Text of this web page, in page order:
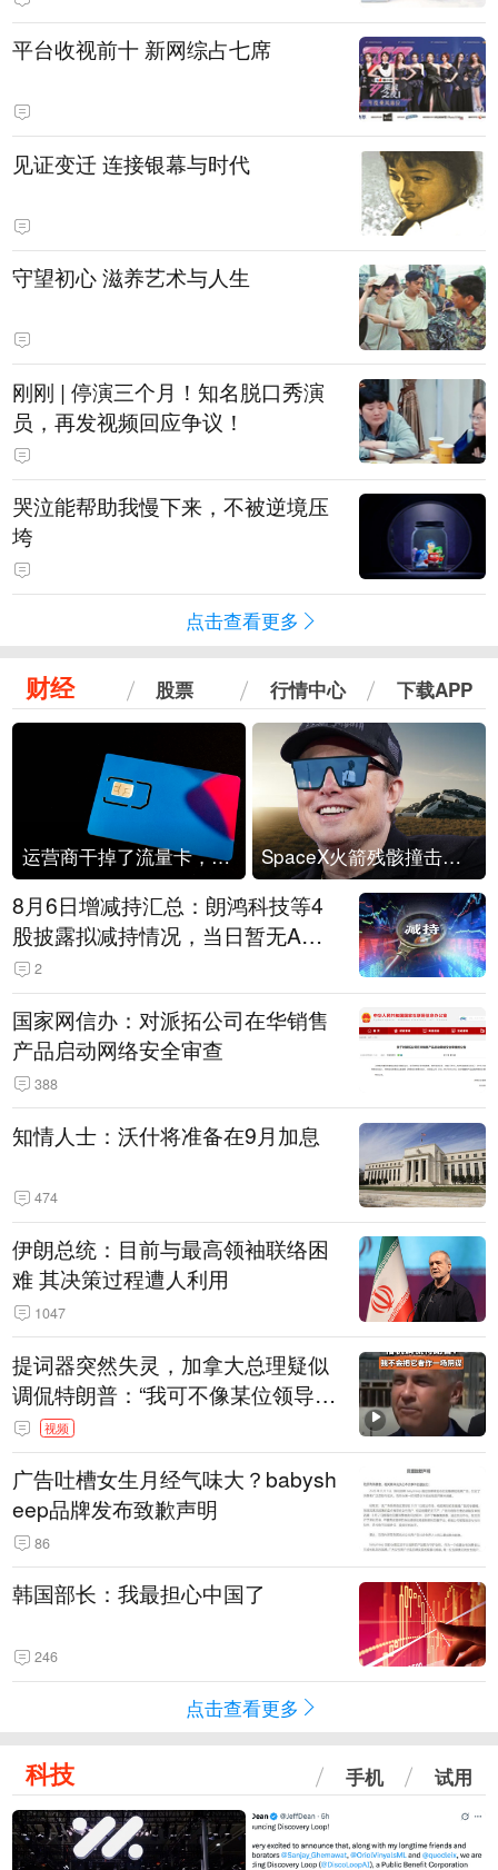
平台收视前十 新网综占七席
见证变迁 连接银幕与时代
守望初心 滋养艺术与人生
刚刚 | 停演三个月！知名脱口秀演
员，再发视频回应争议！
哭泣能帮助我慢下来，不被逆境压
垮
点击查看更多
财经 股票 行情中心 下载APP
运营商干掉了流量卡，他们真的玩不起了 SpaceX火箭残骸撞击月球
8月6日增减持汇总：朗鸿科技等4
股披露拟减持情况，当日暂无A股
公司披露拟增持情况（表）
2
国家网信办：对派拓公司在华销售
产品启动网络安全审查
388
知情人士：沃什将准备在9月加息
474
伊朗总统：目前与最高领袖联络困
难 其决策过程遭人利用
1047
提词器突然失灵，加拿大总理疑似
调侃特朗普：“我可不像某位领导
人，把这当成一场阴谋”，全场哄笑
视频
广告吐槽女生月经气味大？babysh
eep品牌发布致歉声明
86
韩国部长：我最担心中国了
246
点击查看更多
科技 手机 试用